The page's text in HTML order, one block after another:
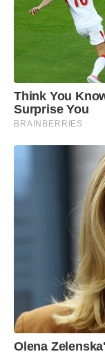
Think You
Surprise You
BRAINBERRIES
Olena